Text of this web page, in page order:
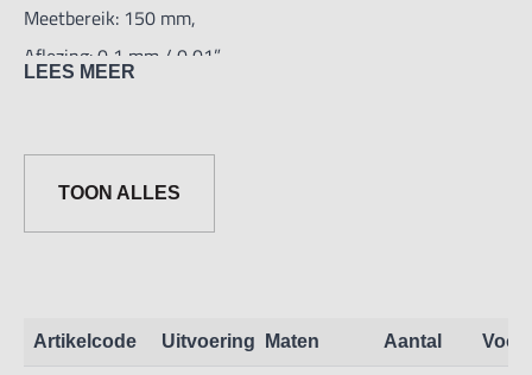
Meetbereik: 150 mm,
Aflezing: 0,1 mm / 0,01”
LEES MEER
TOON ALLES
Artikelcode Uitvoering Maten Aantal